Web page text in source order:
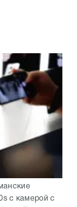
с камерой с